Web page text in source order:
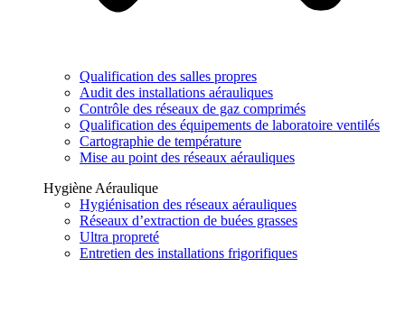
Qualification des salles propres
Audit des installations aérauliques
Contrôle des réseaux de gaz comprimés
Qualification des équipements de laboratoire ventilés
Cartographie de température
Mise au point des réseaux aérauliques
Hygiène Aéraulique
Hygiénisation des réseaux aérauliques
Réseaux d’extraction de buées grasses
Ultra propreté
Entretien des installations frigorifiques